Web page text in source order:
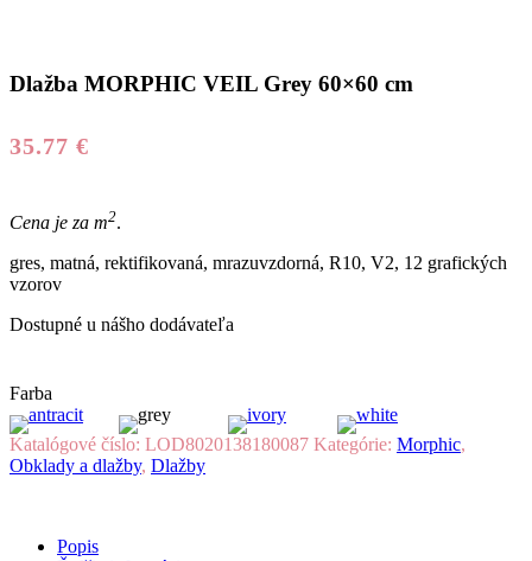
Dlažba MORPHIC VEIL Grey 60×60 cm
35.77 €
Cena je za m2.
gres, matná, rektifikovaná, mrazuvzdorná, R10, V2, 12 grafických
vzorov
Dostupné u nášho dodávateľa
Farba
Katalógové číslo: LOD8020138180087 Kategórie: Morphic,
Obklady a dlažby, Dlažby
Popis